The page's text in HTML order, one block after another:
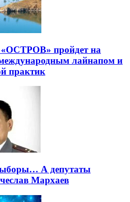
«ОСТРОВ» пройдет на
лайнапом и
практик
А депутаты
Мархаев